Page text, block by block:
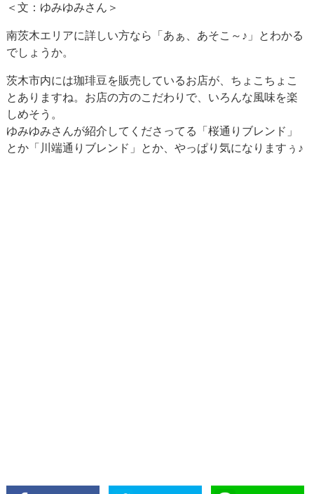
＜文：ゆみゆみさん＞
南茨木エリアに詳しい方なら「あぁ、あそこ～♪」とわかる
でしょうか。
茨木市内には珈琲豆を販売しているお店が、ちょこちょこ
とありますね。お店の方のこだわりで、いろんな風味を楽
しめそう。
ゆみゆみさんが紹介してくださってる「桜通りブレンド」
とか「川端通りブレンド」とか、やっぱり気になりますぅ♪